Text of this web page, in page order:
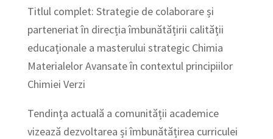
Titlul complet: Strategie de colaborare și
parteneriat în direcția îmbunătățirii calității
educaționale a masterului strategic Chimia
Materialelor Avansate în contextul principiilor
Chimiei Verzi
Tendința actuală a comunității academice
vizează dezvoltarea și îmbunătățirea curriculei